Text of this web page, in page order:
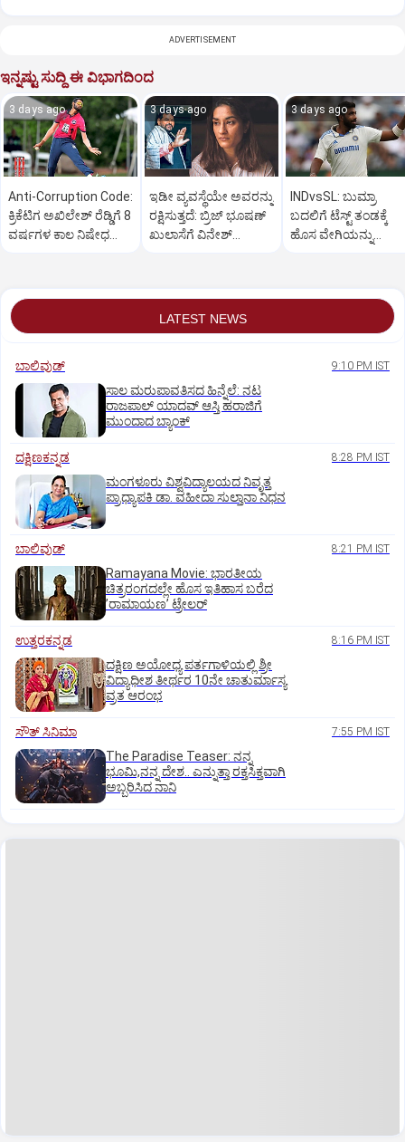
ADVERTISEMENT
ಇನ್ನಷ್ಟು ಸುದ್ದಿ ಈ ವಿಭಾಗದಿಂದ
3 days ago
Anti-Corruption Code:
ಕ್ರಿಕೆಟಿಗ ಅಖಿಲೇಶ್‌ ರೆಡ್ಡಿಗೆ 8
ವರ್ಷಗಳ ಕಾಲ ನಿಷೇಧ
3 days ago
ಇಡೀ ವ್ಯವಸ್ಥೆಯೇ ಅವರನ್ನು
ರಕ್ಷಿಸುತ್ತದೆ: ಬ್ರಿಜ್ ಭೂಷಣ್
ಖುಲಾಸೆಗೆ ವಿನೇಶ್
3 days ago
INDvsSL: ಬುಮ್ರಾ
ಬದಲಿಗೆ ಟೆಸ್ಟ್‌ ತಂಡಕ್ಕೆ
ಹೊಸ ವೇಗಿಯನ್ನು
LATEST NEWS
ಬಾಲಿವುಡ್‌ 9:10 PM IST
ಸಾಲ ಮರುಪಾವತಿಸದ ಹಿನ್ನೆಲೆ: ನಟ
ರಾಜಪಾಲ್ ಯಾದವ್‌ ಆಸ್ತಿ ಹರಾಜಿಗೆ
ಮುಂದಾದ ಬ್ಯಾಂಕ್
ದಕ್ಷಿಣಕನ್ನಡ 8:28 PM IST
ಮಂಗಳೂರು ವಿಶ್ವವಿದ್ಯಾಲಯದ ನಿವೃತ್ತ
ಪ್ರಾಧ್ಯಾಪಕಿ ಡಾ. ವಹೀದಾ ಸುಲ್ತಾನಾ ನಿಧನ
ಬಾಲಿವುಡ್‌ 8:21 PM IST
Ramayana Movie: ಭಾರತೀಯ
ಚಿತ್ರರಂಗದಲ್ಲೇ ಹೊಸ ಇತಿಹಾಸ ಬರೆದ
ʼರಾಮಾಯಣʼ ಟ್ರೇಲರ್
ಉತ್ತರಕನ್ನಡ 8:16 PM IST
ದಕ್ಷಿಣ ಅಯೋಧ್ಯ ಪರ್ತಗಾಳಿಯಲ್ಲಿ ಶ್ರೀ
ವಿದ್ಯಾಧೀಶ ತೀರ್ಥರ 10ನೇ ಚಾತುರ್ಮಾಸ್ಯ
ವ್ರತ ಆರಂಭ
ಸೌತ್‌ ಸಿನಿಮಾ 7:55 PM IST
The Paradise Teaser: ನನ್ನ
ಭೂಮಿ,ನನ್ನ ದೇಶ.. ಎನ್ನುತ್ತಾ ರಕ್ತಸಿಕ್ತವಾಗಿ
ಅಬ್ಬರಿಸಿದ ನಾನಿ